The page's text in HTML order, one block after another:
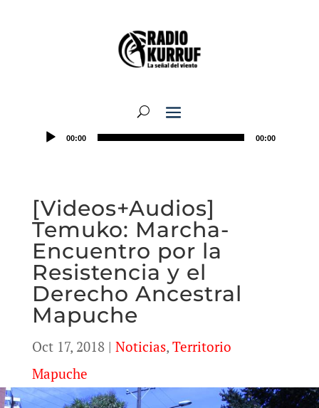
00:00 00:00
[Videos+Audios]
Temuko: Marcha-
Encuentro por la
Resistencia y el
Derecho Ancestral
Mapuche
Oct 17, 2018| Noticias, Territorio
Mapuche